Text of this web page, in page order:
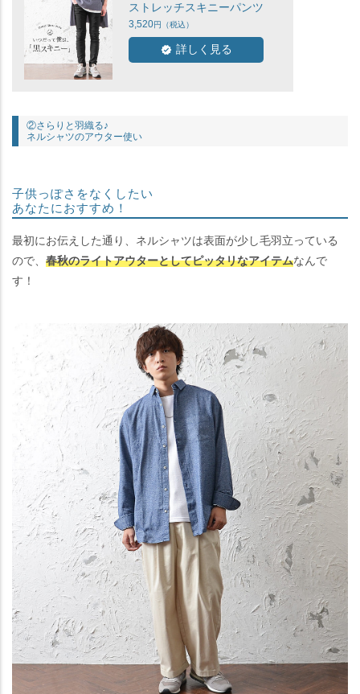
ストレッチスキニーパンツ
3,520
詳しく見る
②さらりと羽織る♪
ネルシャツのアウター使い
子供っぽさをなくしたい
あなたにおすすめ！
最初にお伝えした通り、ネルシャツは表面が少し毛羽立っている
ので、 春秋のライトアウターとしてピッタリなアイテムなんで
す！